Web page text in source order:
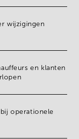
wijzigingen
en klanten
operationele